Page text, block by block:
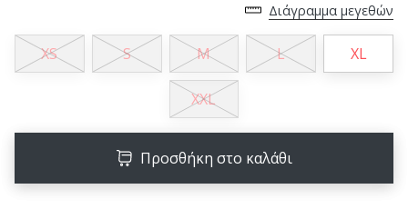
Weplayvolleyball
Πρόγραμμα
σας
Διάγραμμα μεγεθών
XS S M L XL
XXL
Προσθήκη στο καλάθι